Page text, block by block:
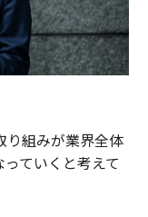
り組みが業界全体
ていくと考えて